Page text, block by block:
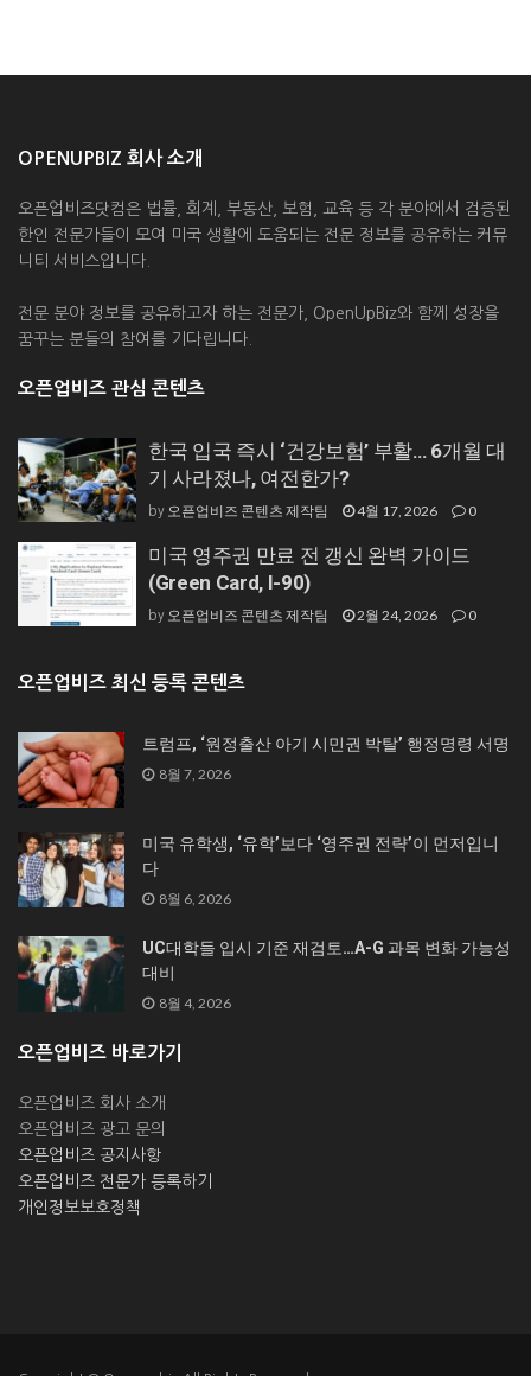
OPENUPBIZ 회사 소개
오픈업비즈닷컴은 법률, 회계, 부동산, 보험, 교육 등 각 분야에서 검증된
한인 전문가들이 모여 미국 생활에 도움되는 전문 정보를 공유하는 커뮤
니티 서비스입니다.
전문 분야 정보를 공유하고자 하는 전문가, OpenUpBiz와 함께 성장을
꿈꾸는 분들의 참여를 기다립니다.
오픈업비즈 관심 콘텐츠
한국 입국 즉시 ‘건강보험’ 부활… 6개월 대
기 사라졌나, 여전한가?
by 오픈업비즈 콘텐츠 제작팀 4월 17, 2026 0
미국 영주권 만료 전 갱신 완벽 가이드
(Green Card, I-90)
by 오픈업비즈 콘텐츠 제작팀 2월 24, 2026 0
오픈업비즈 최신 등록 콘텐츠
트럼프, ‘원정출산 아기 시민권 박탈’ 행정명령 서명
8월 7, 2026
미국 유학생, ‘유학’보다 ‘영주권 전략’이 먼저입니
다
8월 6, 2026
UC대학들 입시 기준 재검토…A-G 과목 변화 가능성
대비
8월 4, 2026
오픈업비즈 바로가기
오픈업비즈 회사 소개
오픈업비즈 광고 문의
오픈업비즈 공지사항
오픈업비즈 전문가 등록하기
개인정보보호정책